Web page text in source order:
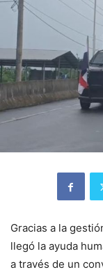
Gracias a la
llegó la ayuda
a través de un